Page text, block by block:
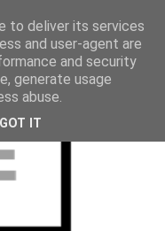
to deliver its services
and user-agent are
and security
generate usage
abuse.
GOT IT